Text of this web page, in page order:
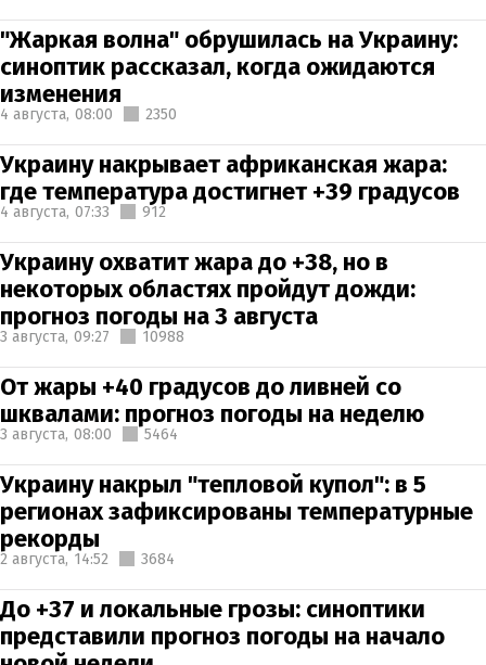
"Жаркая волна" обрушилась на Украину:
синоптик рассказал, когда ожидаются
изменения
4 августа, 08:00 2350
Украину накрывает африканская жара:
где температура достигнет +39 градусов
4 августа, 07:33 912
Украину охватит жара до +38, но в
некоторых областях пройдут дожди:
прогноз погоды на 3 августа
3 августа, 09:27 10988
От жары +40 градусов до ливней со
шквалами: прогноз погоды на неделю
3 августа, 08:00 5464
Украину накрыл "тепловой купол": в 5
регионах зафиксированы температурные
рекорды
2 августа, 14:52 3684
До +37 и локальные грозы: синоптики
представили прогноз погоды на начало